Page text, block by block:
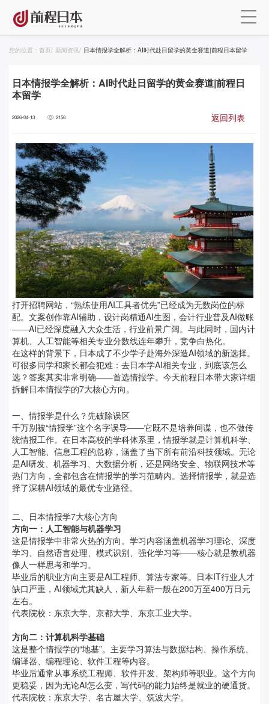
您的位置： 首页/ 新闻资讯/ 日本情报学全解析：AI时代赴日留学的黄金赛道|前程日本留学
日本情报学全解析：AI时代赴日留学的黄金赛道|前程日
本留学
2026-04-13 2156 返回列表
打开招聘网站，“熟练使用AI工具者优先”已经成为无数岗位的标
配。文案创作靠AI辅助，设计岗精通AI生图，会计行业普及AI做账
——AI已经深度融入大众生活，行业前景广阔。与此同时，国内计
算机、人工智能等相关专业分数线连年攀升，竞争白热化。
在这样的背景下，日本成了不少学子赴海外深造AI领域的新选择。
可很多同学和家长都会犯难：去日本学AI相关专业，到底该怎么
选？答案其实非常明确——首选情报学。今天前程日本带大家详细
拆解日本情报学的7大核心方向。
一、情报学是什么？先破除误区
千万别被“情报学”这个名字误导——它既不是培养间谍，也不做传
统情报工作。在日本高校的学科体系里，情报学就是计算机科学、
人工智能、信息工程的总称，涵盖了当下所有前沿科技领域。无论
是AI研发、机器学习、大数据分析，还是网络安全、物联网技术等
热门方向，全都包含在情报学的学习范畴内。选择情报学，就是选
择了深耕AI领域的最优专业路径。
二、日本情报学7大核心方向
方向一：人工智能与机器学习
这是情报学中非常火热的方向。学习内容涵盖机器学习理论、深度
学习、自然语言处理、模式识别、强化学习等——核心就是教机器
像人一样思考和学习。
毕业后的职业方向主要是AI工程师、算法专家等。日本IT行业人才
缺口严重，AI领域尤其缺人，新人年薪一般在200万至400万日元
左右。
代表院校：东京大学、京都大学、东京工业大学。
方向二：计算机科学基础
这是整个情报学的“地基”。主要学习算法与数据结构、操作系统、
编译器、编程理论、软件工程等内容。
毕业后通常从事系统工程师、软件开发、架构师等职业。这个方向
更稳妥，因为无论AI怎么变，写代码的能力始终是就业的硬通货。
代表院校：东京大学、名古屋大学、筑波大学。